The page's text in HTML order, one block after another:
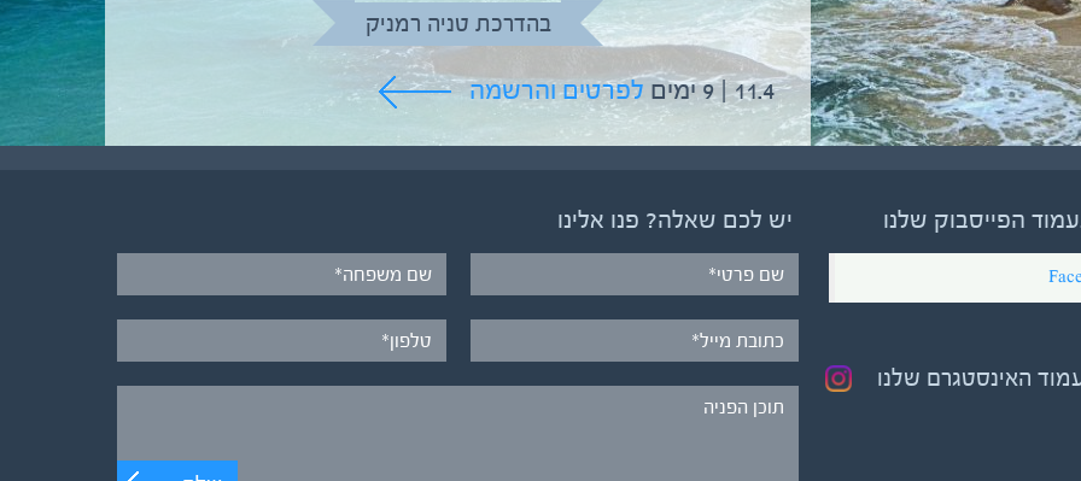
בהדרכת טניה רמניק
11.4 | 9 ימים לפרטים והרשמה
בהדרכת גיל יניב
5.6 | 12 ימים לפרטים והרשמה
הפייסבוק שלנו
האינסטגרם שלנו
יש לכם שאלה? פנו אלינו